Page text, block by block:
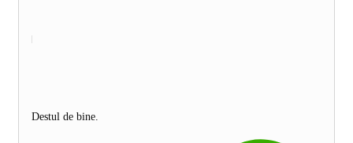
Destul de bine.